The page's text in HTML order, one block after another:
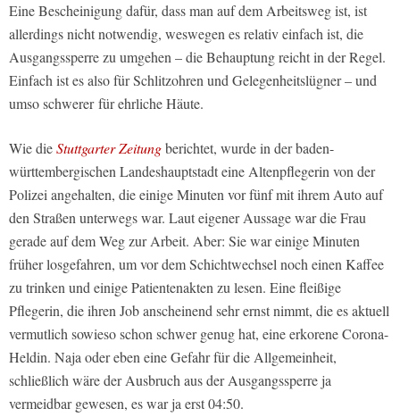
Eine Bescheinigung dafür, dass man auf dem Arbeitsweg ist, ist
allerdings nicht notwendig, weswegen es relativ einfach ist, die
Ausgangssperre zu umgehen – die Behauptung reicht in der Regel.
Einfach ist es also für Schlitzohren und Gelegenheitslügner – und
umso schwerer für ehrliche Häute.
Wie dieStuttgarter Zeitungberichtet, wurde in der baden-
württembergischen Landeshauptstadt eine Altenpflegerin von der
Polizei angehalten, die einige Minuten vor fünf mit ihrem Auto auf
den Straßen unterwegs war. Laut eigener Aussage war die Frau
gerade auf dem Weg zur Arbeit. Aber: Sie war einige Minuten
früher losgefahren, um vor dem Schichtwechsel noch einen Kaffee
zu trinken und einige Patientenakten zu lesen. Eine fleißige
Pflegerin, die ihren Job anscheinend sehr ernst nimmt, die es aktuell
vermutlich sowieso schon schwer genug hat, eine erkorene Corona-
Heldin. Naja oder eben eine Gefahr für die Allgemeinheit,
schließlich wäre der Ausbruch aus der Ausgangssperre ja
vermeidbar gewesen, es war ja erst 04:50.